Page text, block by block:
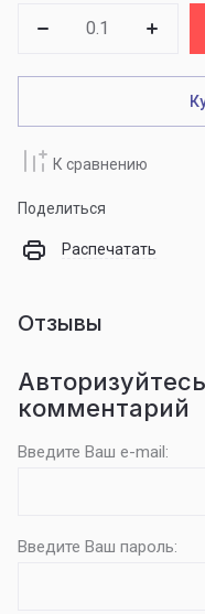
К сравнению
Поделиться
Распечатать
Отзывы
комментарий
Введите Ваш e-mail:
Введите Ваш пароль: